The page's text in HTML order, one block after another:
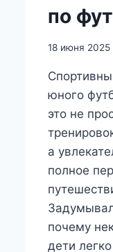
по
18 июня 2025
юного
это не
а
полное
почему
дети